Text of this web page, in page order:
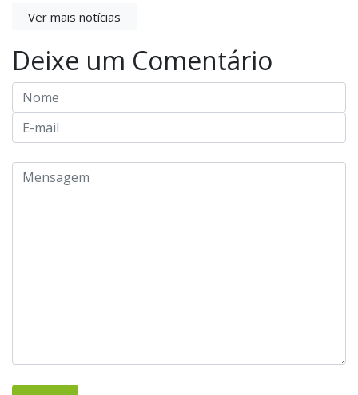
Ver mais notícias
Deixe um Comentário